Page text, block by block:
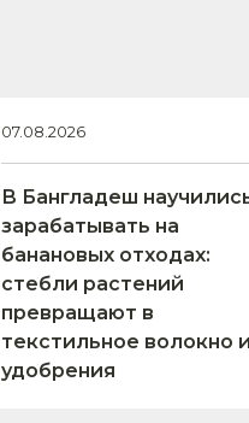
07.08.2026
В Бангладеш
зарабатывать на
банановых отходах:
стебли растений
превращают в
текстильное волокно и
удобрения